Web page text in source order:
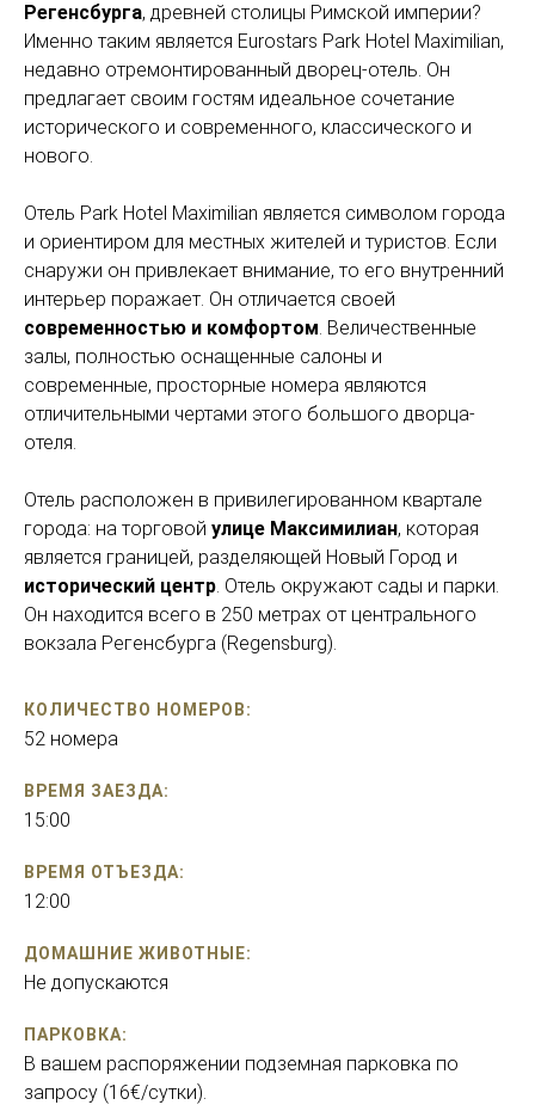
Регенсбурга, древней столицы Римской империи?
Именно таким является Eurostars Park Hotel Maximilian,
недавно отремонтированный дворец-отель. Он
предлагает своим гостям идеальное сочетание
исторического и современного, классического и
нового.
Отель Park Hotel Maximilian является символом города
и ориентиром для местных жителей и туристов. Если
снаружи он привлекает внимание, то его внутренний
интерьер поражает. Он отличается своей
современностью и комфортом. Величественные
залы, полностью оснащенные салоны и
современные, просторные номера являются
отличительными чертами этого большого дворца-
отеля.
Отель расположен в привилегированном квартале
города: на торговой улице Максимилиан, которая
является границей, разделяющей Новый Город и
исторический центр. Отель окружают сады и парки.
Он находится всего в 250 метрах от центрального
вокзала Регенсбурга (Regensburg).
КОЛИЧЕСТВО НОМЕРОВ:
52 номера
ВРЕМЯ ЗАЕЗДА:
15:00
ВРЕМЯ ОТЪЕЗДА:
12:00
ДОМАШНИЕ ЖИВОТНЫЕ:
Не допускаются
ПАРКОВКА:
В вашем распоряжении подземная парковка по
запросу (16€/сутки).